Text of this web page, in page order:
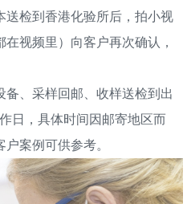
检到香港化验所后，拍小视
视频里）向客户再次确认，
、采样回邮、收样送检到出
日，具体时间因邮寄地区而
案例可供参考。